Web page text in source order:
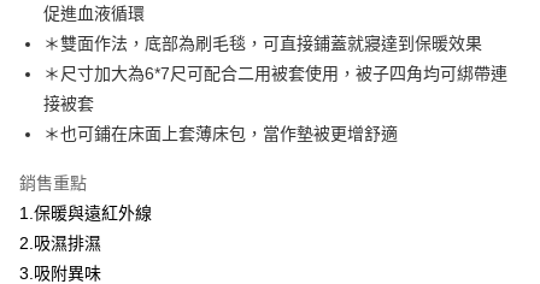
免運費
促進血液循環
＊雙面作法，底部為刷毛毯，可直接鋪蓋就寢達到保暖效果
＊尺寸加大為6*7尺可配合二用被套使用，被子四角均可綁帶連
接被套
＊也可鋪在床面上套薄床包，當作墊被更增舒適
銷售重點
1.保暖與遠紅外線
2.吸濕排濕
3.吸附異味